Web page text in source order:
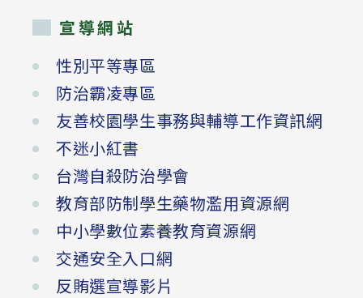
宣導網站
性別平等專區
防治霸凌專區
友善校園學生事務與輔導工作資訊網
不迷小紅書
台灣自殺防治學會
教育部防制學生藥物濫用資源網
中小學數位素養教育資源網
交通安全入口網
反賄選宣導影片